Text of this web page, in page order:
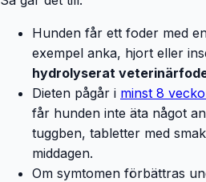
Hunden får ett foder med
exempel anka, hjort eller
hydrolyserat
Dieten pågår i minst 8
får hunden inte äta något
tuggben, tabletter med
middagen.
Om symtomen förbättras